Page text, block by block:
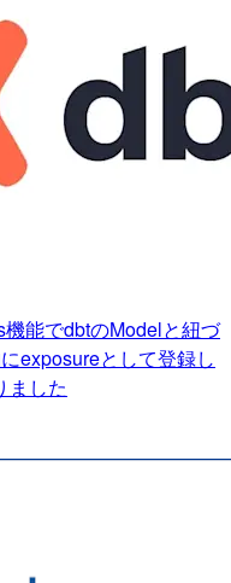
能でdbtのModelと紐づ
exposureとして登録し
ました